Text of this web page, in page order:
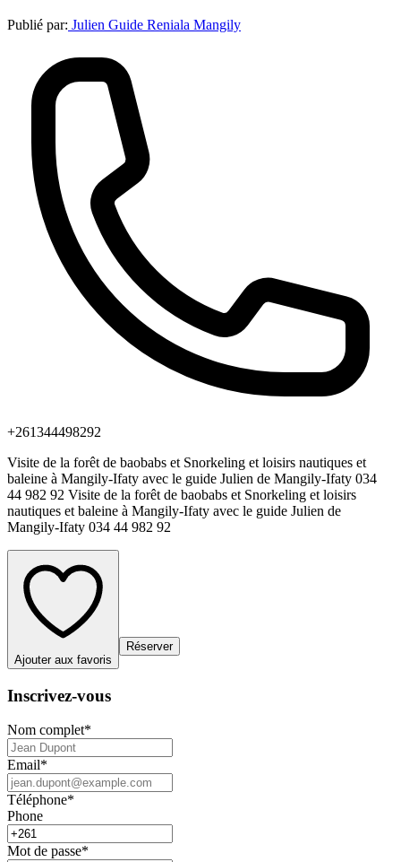
Publié par: Julien Guide Reniala Mangily
+261344498292
Visite de la forêt de baobabs et Snorkeling et loisirs nautiques et
baleine à Mangily-Ifaty avec le guide Julien de Mangily-Ifaty 034
44 982 92 Visite de la forêt de baobabs et Snorkeling et loisirs
nautiques et baleine à Mangily-Ifaty avec le guide Julien de
Mangily-Ifaty 034 44 982 92
Ajouter aux favoris
Réserver
Inscrivez-vous
Nom complet*
Email*
Téléphone*
Phone
Mot de passe*